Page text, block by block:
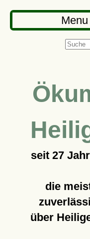
Menu
seit 27
die
über